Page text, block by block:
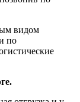
видом
по